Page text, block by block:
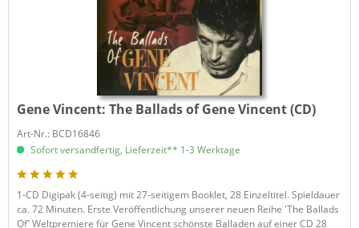
Gene Vincent:The Ballads of Gene Vincent (CD)
Art-Nr.: BCD16846
Sofort versandfertig, Lieferzeit** 1-3 Werktage
1-CD Digipak (4-seitig) mit 27-seitigem Booklet, 28 Einzeltitel. Spieldauer
ca. 72 Minuten. Erste Veröffentlichung unserer neuen Reihe 'The Ballads
Of' Weltpremiere für Gene Vincent schönste Balladen auf einer CD 28